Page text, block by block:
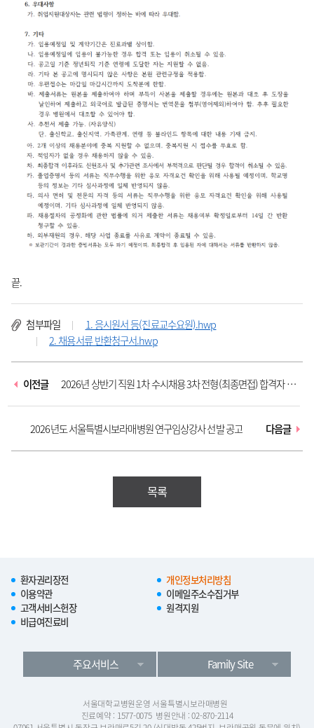
끝.
첨부파일
1. 응시원서 등(진료교수요원).hwp
2. 채용서류 반환청구서.hwp
이전글
2026년 상반기 직원 1차 수시채용 3차 전형(최종면접) 합격자 발
표...
2026년도 서울특별시보라매병원 연구임상강사 선발 공고
다음글
목록
환자권리장전
개인정보처리방침
이용약관
이메일주소수집거부
고객서비스헌장
원격지원
비급여진료비
주요서비스 Family Site
서울대학교병원운영 서울특별시보라매병원
진료예약 : 1577-0075 병원안내 : 02-870-2114